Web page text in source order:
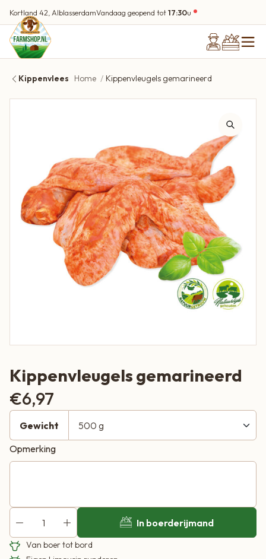
Kortland 42, AlblasserdamVandaag geopend tot17:30u
Kippenvlees Home Kippenvleugels gemarineerd
Kippenvleugels gemarineerd
€6,97
Gewicht
Opmerking
In boerderijmand
Van boer tot bord